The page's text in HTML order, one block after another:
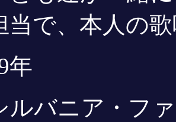
当で、本人の
年
ルバニア・フ